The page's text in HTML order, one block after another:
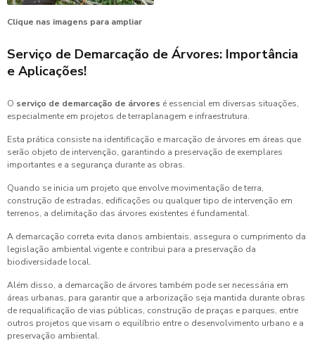
Clique nas imagens para ampliar
Serviço de Demarcação de Árvores: Importância
e Aplicações!
O serviço de demarcação de árvores é essencial em diversas situações,
especialmente em projetos de terraplanagem e infraestrutura.
Esta prática consiste na identificação e marcação de árvores em áreas que
serão objeto de intervenção, garantindo a preservação de exemplares
importantes e a segurança durante as obras.
Quando se inicia um projeto que envolve movimentação de terra,
construção de estradas, edificações ou qualquer tipo de intervenção em
terrenos, a delimitação das árvores existentes é fundamental.
A demarcação correta evita danos ambientais, assegura o cumprimento da
legislação ambiental vigente e contribui para a preservação da
biodiversidade local.
Além disso, a demarcação de árvores também pode ser necessária em
áreas urbanas, para garantir que a arborização seja mantida durante obras
de requalificação de vias públicas, construção de praças e parques, entre
outros projetos que visam o equilíbrio entre o desenvolvimento urbano e a
preservação ambiental.